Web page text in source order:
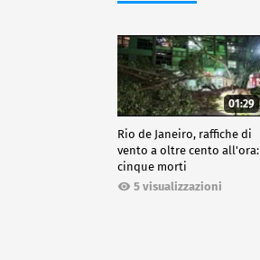
01:29
Rio de Janeiro, raffiche di
vento a oltre cento all'ora:
cinque morti
5 visualizzazioni